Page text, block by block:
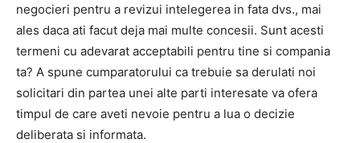
negocieri pentru a revizui intelegerea in fata dvs., mai
ales daca ati facut deja mai multe concesii. Sunt acesti
termeni cu adevarat acceptabili pentru tine si compania
ta? A spune cumparatorului ca trebuie sa derulati noi
solicitari din partea unei alte parti interesate va ofera
timpul de care aveti nevoie pentru a lua o decizie
deliberata si informata.